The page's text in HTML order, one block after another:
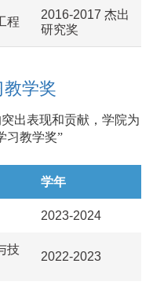
程
2016-2017 杰出
研究奖
学奖
出表现和贡献，学院为
习教学奖”
学年
2023-2024
技
2022-2023